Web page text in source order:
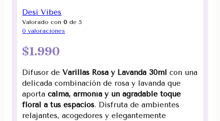
Desi Vibes
Valorado con0 de 5
0 valoraciones
$1.990
Difusor deVarillas Rosa y Lavanda 30ml con una
delicada combinación de rosa y lavanda que
aportacalma, armonía y un agradable toque
floral a tus espacios. Disfruta de ambientes
relajantes, acogedores y elegantemente